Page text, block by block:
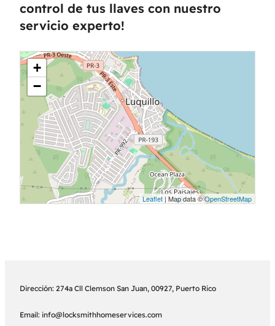
control de tus llaves con nuestro
servicio experto!
+
−
Leaflet | Map data ©OpenStreetMap
Dirección: 274a Cll Clemson San Juan, 00927, Puerto Rico
Email: info@locksmithhomeservices.com